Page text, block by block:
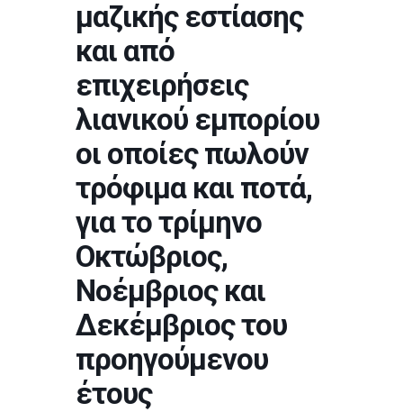
μαζικής εστίασης
και από
επιχειρήσεις
λιανικού εμπορίου
οι οποίες πωλούν
τρόφιμα και ποτά,
για το τρίμηνο
Οκτώβριος,
Νοέμβριος και
Δεκέμβριος του
προηγούμενου
έτους